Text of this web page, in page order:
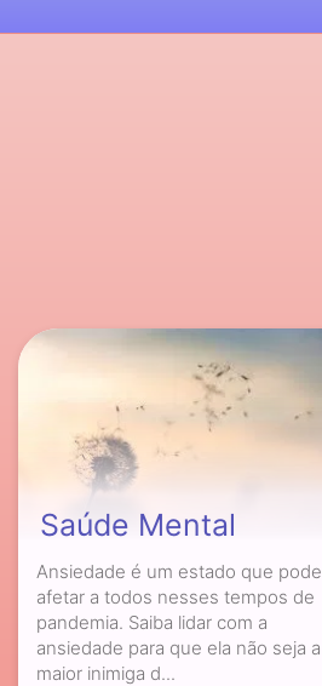
Saúde Mental
Ansiedade é um estado que pode
afetar a todos nesses tempos de
pandemia. Saiba lidar com a
ansiedade para que ela não seja a
maior inimiga d...